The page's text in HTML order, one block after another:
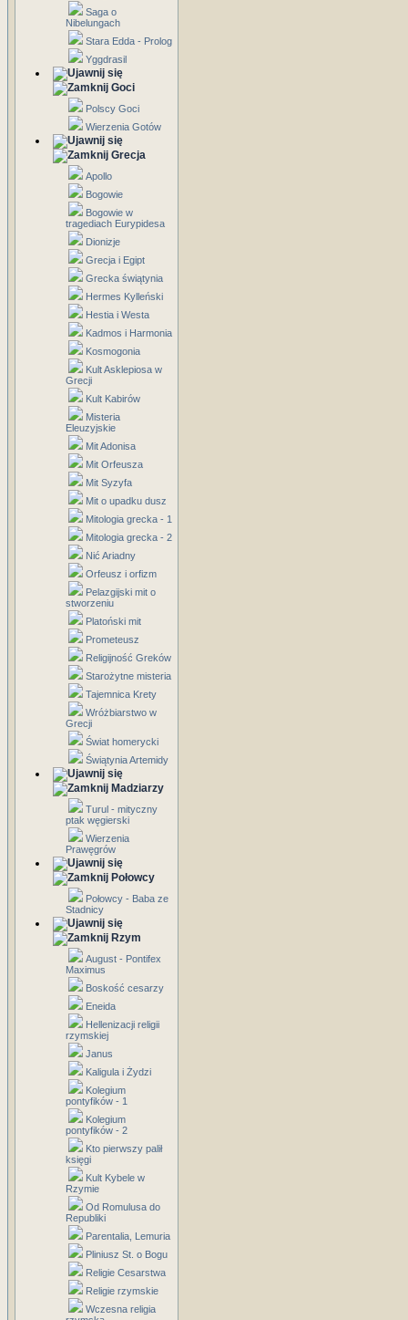
Saga o
Nibelungach
Stara Edda - Prolog
Yggdrasil
Goci
Polscy Goci
Wierzenia Gotów
Grecja
Apollo
Bogowie
Bogowie w
tragediach Eurypidesa
Dionizje
Grecja i Egipt
Grecka świątynia
Hermes Kylleński
Hestia i Westa
Kadmos i Harmonia
Kosmogonia
Kult Asklepiosa w
Grecji
Kult Kabirów
Misteria
Eleuzyjskie
Mit Adonisa
Mit Orfeusza
Mit Syzyfa
Mit o upadku dusz
Mitologia grecka - 1
Mitologia grecka - 2
Nić Ariadny
Orfeusz i orfizm
Pelazgijski mit o
stworzeniu
Platoński mit
Prometeusz
Religijność Greków
Starożytne misteria
Tajemnica Krety
Wróżbiarstwo w
Grecji
Świat homerycki
Świątynia Artemidy
Madziarzy
Turul - mityczny
ptak węgierski
Wierzenia
Prawęgrów
Połowcy
Połowcy - Baba ze
Stadnicy
Rzym
August - Pontifex
Maximus
Boskość cesarzy
Eneida
Hellenizacji religii
rzymskiej
Janus
Kaligula i Żydzi
Kolegium
pontyfików - 1
Kolegium
pontyfików - 2
Kto pierwszy palił
księgi
Kult Kybele w
Rzymie
Od Romulusa do
Republiki
Parentalia, Lemuria
Pliniusz St. o Bogu
Religie Cesarstwa
Religie rzymskie
Wczesna religia